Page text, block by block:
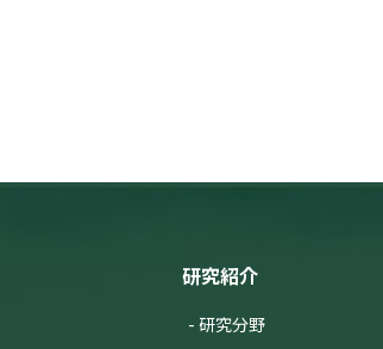
研究紹介
研究分野